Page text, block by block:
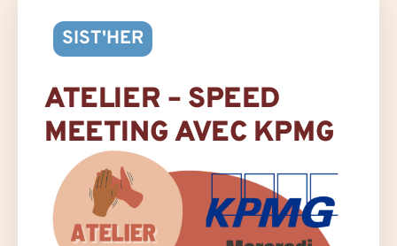
SIST'HER
ATELIER – SPEED
MEETING AVEC KPMG